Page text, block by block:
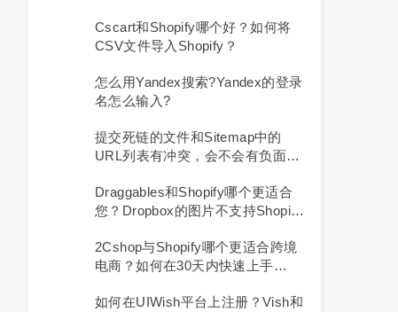
Cscart和Shopify哪个好？如何将
CSV文件导入Shopify？
怎么用yandex搜索?yandex的登录
名怎么输入?
提交死链的文件和sitemap中的
URL列表有冲突，会不会有负面影
Draggables和Shopify哪个更适合
您？Dropbox的图片不支持Shopify
2Cshop与Shopify哪个更适合跨境
电商？如何在30天内快速上手
如何在UIWish平台上注册？Vish和